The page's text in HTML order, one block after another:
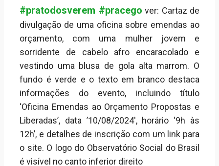
#pratodosverem #pracego ver: Cartaz de
divulgação de uma oficina sobre emendas ao
orçamento, com uma mulher jovem e
sorridente de cabelo afro encaracolado e
vestindo uma blusa de gola alta marrom. O
fundo é verde e o texto em branco destaca
informações do evento, incluindo título
‘Oficina Emendas ao Orçamento Propostas e
Liberadas’, data ’10/08/2024′, horário ‘9h às
12h’, e detalhes de inscrição com um link para
o site. O logo do Observatório Social do Brasil
é visível no canto inferior direito